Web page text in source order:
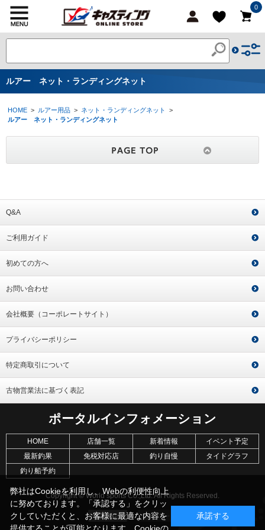
0
ルアー ネット・ランディングネット
HOME > ルアー用品 > ネット・ランディングネット
>
ルアー ネット・ランディングネット
Q&A
ご利用ガイド
初めての方へ
お問い合わせ
会社概要（コーポレートサイト）
プライバシーポリシー
特定商取引について
古物営業法に基づく表記
ポータルインフォメーション
HOME 店舗一覧 新着情報
イベント予定
最新釣果
免税対応店 釣り自慢
タイドグラフ
釣り船予約
Copyright © World sports Co.,Ltd. All Rights Reserved.
弊社はCookieを利用し、Webの利便性向上
に努めております。「承認する」をクリッ
クしていただくと、お客様に最適な内容を
承諾する